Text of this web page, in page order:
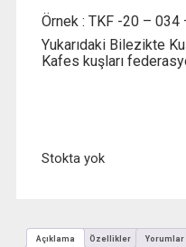
Örnek : TKF -20 – 034
Yukarıdaki Bilezikte
Kafes kuşları
Stokta yok
Açıklama Özellikler Yorumlar